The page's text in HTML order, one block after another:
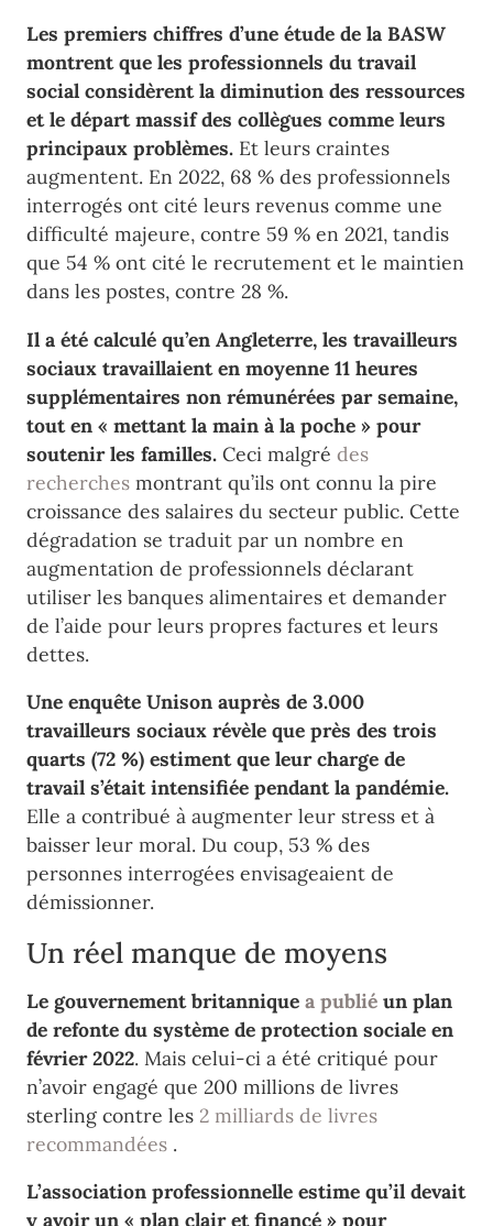
Les premiers chiffres d’une étude de la BASW
montrent que les professionnels du travail
social considèrent la diminution des ressources
et le départ massif des collègues comme leurs
principaux problèmes. Et leurs craintes
augmentent. En 2022, 68 % des professionnels
interrogés ont cité leurs revenus comme une
difficulté majeure, contre 59 % en 2021, tandis
que 54 % ont cité le recrutement et le maintien
dans les postes, contre 28 %.
Il a été calculé qu’en Angleterre, les travailleurs
sociaux travaillaient en moyenne 11 heures
supplémentaires non rémunérées par semaine,
tout en « mettant la main à la poche » pour
soutenir les familles. Ceci malgré des
recherches montrant qu’ils ont connu la pire
croissance des salaires du secteur public. Cette
dégradation se traduit par un nombre en
augmentation de professionnels déclarant
utiliser les banques alimentaires et demander
de l’aide pour leurs propres factures et leurs
dettes.
Une enquête Unison auprès de 3.000
travailleurs sociaux révèle que près des trois
quarts (72 %) estiment que leur charge de
travail s’était intensifiée pendant la pandémie.
Elle a contribué à augmenter leur stress et à
baisser leur moral. Du coup, 53 % des
personnes interrogées envisageaient de
démissionner.
Un réel manque de moyens
Le gouvernement britannique a publié un plan
de refonte du système de protection sociale en
février 2022. Mais celui-ci a été critiqué pour
n’avoir engagé que 200 millions de livres
sterling contre les 2 milliards de livres
recommandées .
L’association professionnelle estime qu’il devait
y avoir un « plan clair et financé » pour